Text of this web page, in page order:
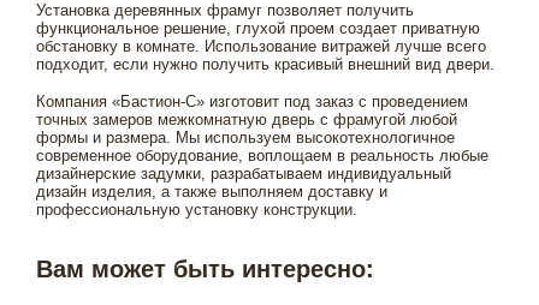
Установка деревянных фрамуг позволяет получить
функциональное решение, глухой проем создает приватную
обстановку в комнате. Использование витражей лучше всего
подходит, если нужно получить красивый внешний вид двери.
Компания «Бастион-С» изготовит под заказ с проведением
точных замеров межкомнатную дверь с фрамугой любой
формы и размера. Мы используем высокотехнологичное
современное оборудование, воплощаем в реальность любые
дизайнерские задумки, разрабатываем индивидуальный
дизайн изделия, а также выполняем доставку и
профессиональную установку конструкции.
Вам может быть интересно: